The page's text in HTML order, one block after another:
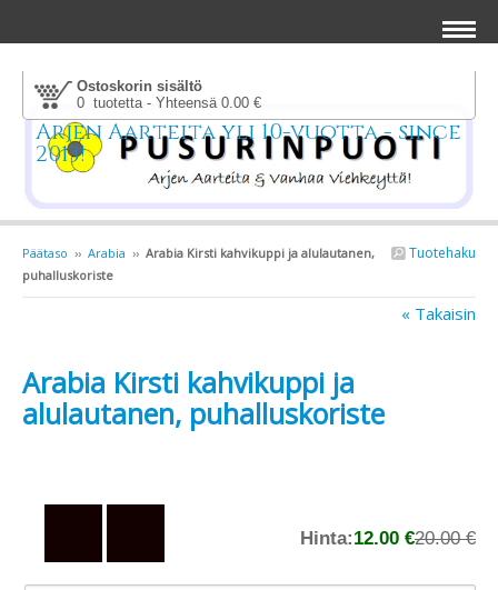
Ostoskorin sisältö
0 tuotetta - Yhteensä 0.00 €
Arjen Aarteita yli 10-vuotta - since
2013!
Tuotehaku
Päätaso ›› Arabia ›› Arabia Kirsti kahvikuppi ja alulautanen,
puhalluskoriste
« Takaisin
Arabia Kirsti kahvikuppi ja
alulautanen, puhalluskoriste
Hinta:12.00 €20.00 €